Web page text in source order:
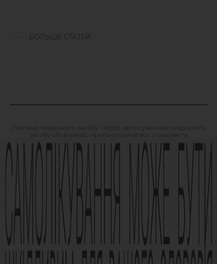
БОЛЬШЕ СТАТЕЙ
Реклама лікарського засобу. Перед застосуванням лікарського
засобу обов’язково проконсультуйтесь з лікарем та
ознайомтесь з інструкцією для застосування лікарського
засобу.
АМІЗОН РП МОЗ України № UA/6493/01/01, UA/6493/01/02 зі
Виробник АТ «Фармак», 04080, м.Київ, вул. Кирилівська, 63, +38
(044) 496-87-87, info@farmak.ua, www.farmak.ua